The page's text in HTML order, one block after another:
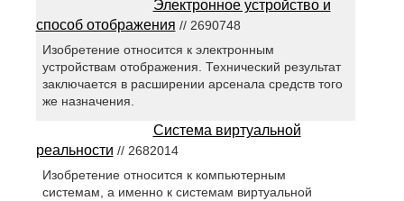
Электронное устройство и
способ отображения // 2690748
Изобретение относится к электронным
устройствам отображения. Технический результат
заключается в расширении арсенала средств того
же назначения.
Система виртуальной
реальности // 2682014
Изобретение относится к компьютерным
системам, а именно к системам виртуальной